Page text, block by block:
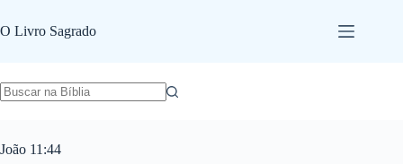
para
o
O Livro Sagrado
João 11:44